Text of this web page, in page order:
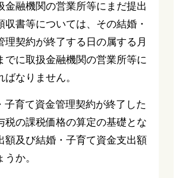
金融機関の営業所等にまだ提出
収書等については、その結婚・
理契約が終了する日の属する月
でに取扱金融機関の営業所等に
なりません。
育て資金管理契約が終了した
税の課税価格の算定の基礎とな
額及び結婚・子育て資金支出額
か。